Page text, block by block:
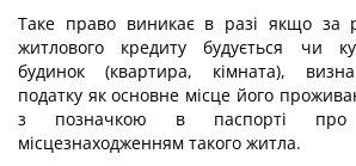
Таке право виникає в разі якщо за
житлового кредиту будується чи
будинок (квартира, кімната),
податку як основне місце його
з позначкою в паспорті про
місцезнаходженням такого житла.